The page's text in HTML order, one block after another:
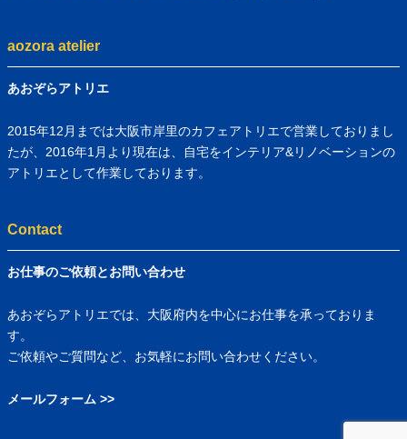
aozora atelier
あおぞらアトリエ
2015年12月までは大阪市岸里のカフェアトリエで営業しておりまし
たが、2016年1月より現在は、自宅をインテリア&リノベーションの
アトリエとして作業しております。
Contact
お仕事のご依頼とお問い合わせ
あおぞらアトリエでは、大阪府内を中心にお仕事を承っておりま
す。
ご依頼やご質問など、お気軽にお問い合わせください。
メールフォーム >>